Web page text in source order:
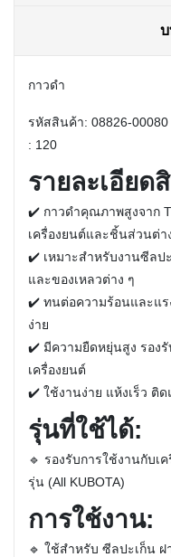
กาวดำ
รหัสสินค้า: 08826-00080
: 120
รายละเอียด
✔️ กาวดำคุณภาพสูงจาก
เครื่องยนต์และชิ้นส่วนต่า
✔️ เหมาะสำหรับงานซีลป
และของเหลวต่าง ๆ
✔️ ทนต่อความร้อนและแร
ง่าย
✔️ มีความยืดหยุ่นสูง รอง
เครื่องยนต์
✔️ ใช้งานง่าย แห้งเร็ว ติ
รุ่นที่ใช้ได้:
🔹 รองรับการใช้งานกับเ
รุ่น (All KUBOTA)
การใช้งาน:
🔹 ใช้สำหรับ ซีลปะเก็น ฝ